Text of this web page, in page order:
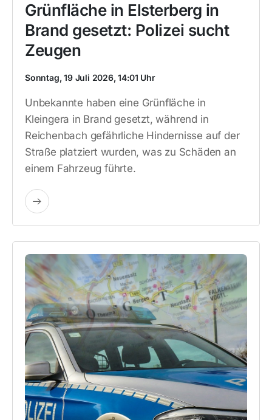
Grünfläche in Elsterberg in
Brand gesetzt: Polizei sucht
Zeugen
Sonntag, 19 Juli 2026, 14:01 Uhr
Unbekannte haben eine Grünfläche in
Kleingera in Brand gesetzt, während in
Reichenbach gefährliche Hindernisse auf der
Straße platziert wurden, was zu Schäden an
einem Fahrzeug führte.